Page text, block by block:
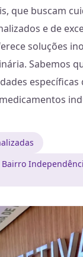
que buscam
e de
soluções
Sabemos